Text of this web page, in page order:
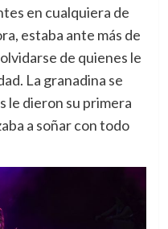
en cualquiera de
estaba ante más de
de quienes le
La granadina se
le dieron su primera
a soñar con todo